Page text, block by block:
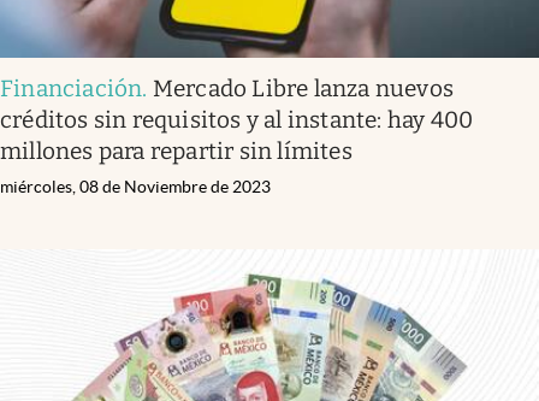
Financiación. Mercado Libre lanza nuevos
créditos sin requisitos y al instante: hay 400
millones para repartir sin límites
miércoles, 08 de Noviembre de 2023